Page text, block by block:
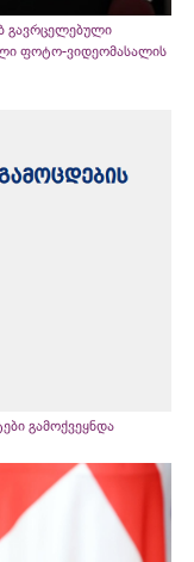
გავრცელებული
ფოტო-ვიდეომასალის
გამოქვეყნდა